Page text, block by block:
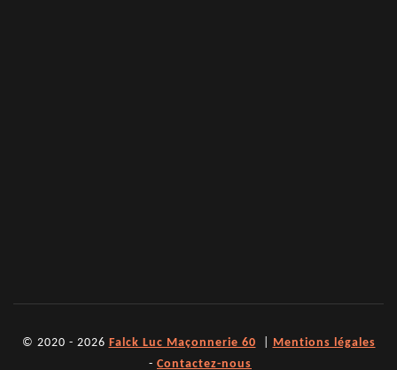
© 2020 - 2026 Falck Luc Maçonnerie 60
Mentions légales
- Contactez-nous